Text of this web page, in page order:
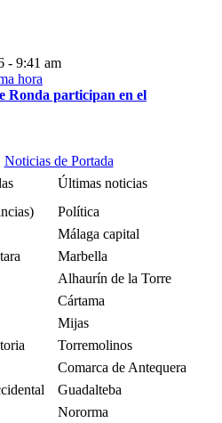
- 9:41 am
Ronda participan en el
Noticias de Portada
Últimas noticias
Política
Málaga capital
Marbella
Alhaurín de la Torre
Cártama
Mijas
Torremolinos
Comarca de Antequera
Guadalteba
Nororma